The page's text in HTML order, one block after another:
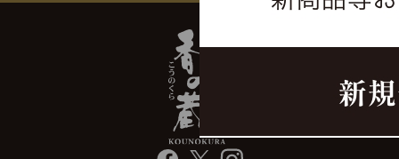
facebook instagram